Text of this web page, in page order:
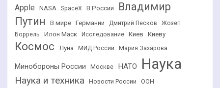
Apple NASA SpaceX В России
Владимир
Путин
В мире Германии Дмитрий Песков
Жозеп
Боррель
Илон Маск Исследование Киев Киеву
Космос Луна МИД России Мария Захарова
Минобороны России Москве НАТО Наука
Наука и техника Новости России ООН